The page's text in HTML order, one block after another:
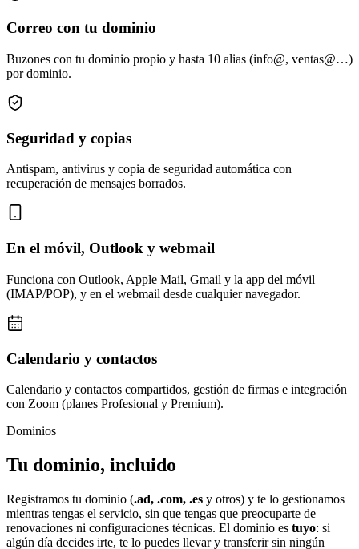
Correo con tu dominio
Buzones con tu dominio propio y hasta 10 alias (info@, ventas@…)
por dominio.
Seguridad y copias
Antispam, antivirus y copia de seguridad automática con
recuperación de mensajes borrados.
En el móvil, Outlook y webmail
Funciona con Outlook, Apple Mail, Gmail y la app del móvil
(IMAP/POP), y en el webmail desde cualquier navegador.
Calendario y contactos
Calendario y contactos compartidos, gestión de firmas e integración
con Zoom (planes Profesional y Premium).
Dominios
Tu dominio, incluido
Registramos tu dominio (.ad, .com, .es y otros) y te lo gestionamos
mientras tengas el servicio, sin que tengas que preocuparte de
renovaciones ni configuraciones técnicas. El dominio es tuyo: si
algún día decides irte, te lo puedes llevar y transferir sin ningún